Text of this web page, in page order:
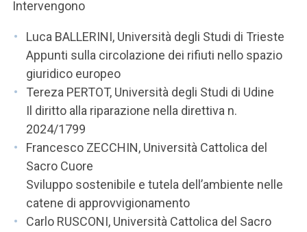
Intervengono
Luca BALLERINI, Università degli Studi di Trieste
Appunti sulla circolazione dei rifiuti nello spazio
giuridico europeo
Tereza PERTOT, Università degli Studi di Udine
Il diritto alla riparazione nella direttiva n.
2024/1799
Francesco ZECCHIN, Università Cattolica del
Sacro Cuore
Sviluppo sostenibile e tutela dell’ambiente nelle
catene di approvvigionamento
Carlo RUSCONI, Università Cattolica del Sacro